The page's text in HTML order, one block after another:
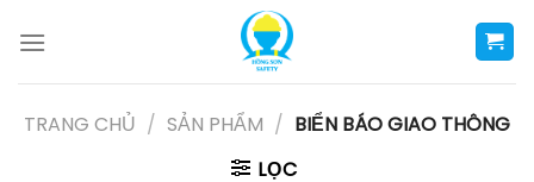
TRANG CHỦ / SẢN PHẨM / BIỂN BÁO GIAO THÔNG
LỌC